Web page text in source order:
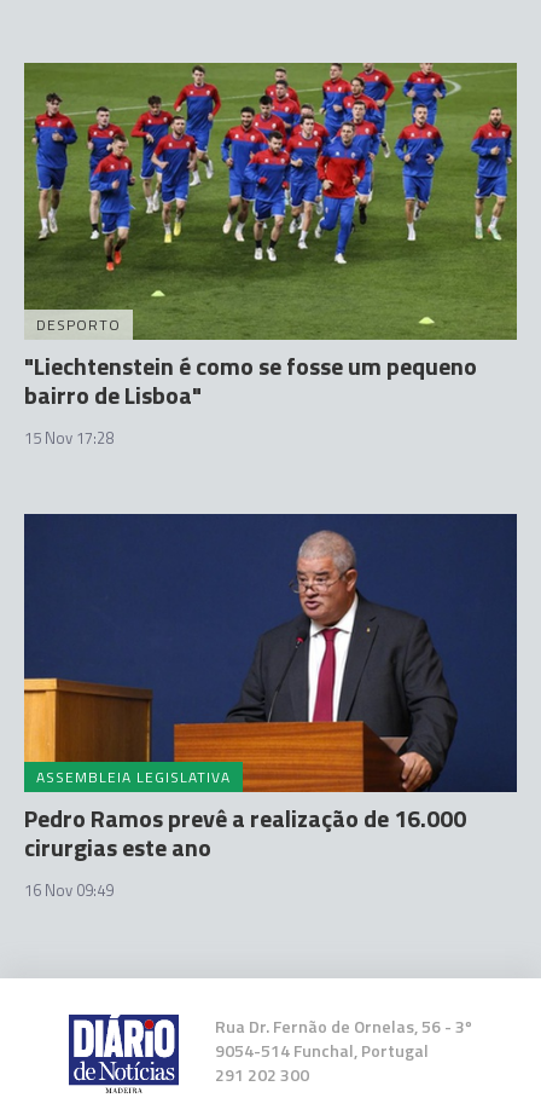
DESPORTO
"Liechtenstein é como se fosse um pequeno
bairro de Lisboa"
15 Nov 17:28
ASSEMBLEIA LEGISLATIVA
Pedro Ramos prevê a realização de 16.000
cirurgias este ano
16 Nov 09:49
Rua Dr. Fernão de Ornelas, 56 - 3º
9054-514 Funchal, Portugal
291 202 300